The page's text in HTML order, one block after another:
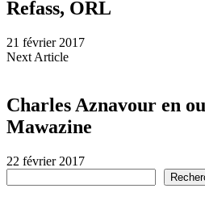
Refass, ORL
21 février 2017
Next Article
Charles Aznavour en
Mawazine
22 février 2017